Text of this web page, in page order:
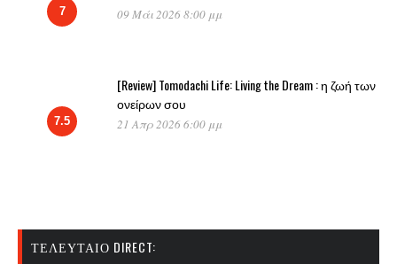
7 09 Μάι 2026 8:00 μμ
7.5
[Review] Tomodachi Life: Living the Dream : η ζωή των
ονείρων σου
21 Απρ 2026 6:00 μμ
ΤΕΛΕΥΤΑΊΟ DIRECT: